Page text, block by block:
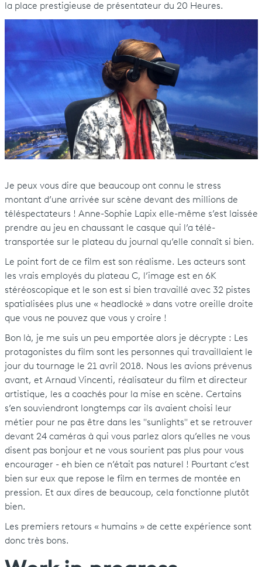
la place prestigieuse de présentateur du 20 Heures.
Je peux vous dire que beaucoup ont connu le stress
montant d’une arrivée sur scène devant des millions de
téléspectateurs ! Anne-Sophie Lapix elle-même s’est laissée
prendre au jeu en chaussant le casque qui l’a télé-
transportée sur le plateau du journal qu’elle connaît si bien.
Le point fort de ce film est son réalisme. Les acteurs sont
les vrais employés du plateau C, l’image est en 6K
stéréoscopique et le son est si bien travaillé avec 32 pistes
spatialisées plus une « headlocké » dans votre oreille droite
que vous ne pouvez que vous y croire !
Bon là, je me suis un peu emportée alors je décrypte : Les
protagonistes du film sont les personnes qui travaillaient le
jour du tournage le 21 avril 2018. Nous les avions prévenus
avant, et Arnaud Vincenti, réalisateur du film et directeur
artistique, les a coachés pour la mise en scène. Certains
s’en souviendront longtemps car ils avaient choisi leur
métier pour ne pas être dans les "sunlights" et se retrouver
devant 24 caméras à qui vous parlez alors qu’elles ne vous
disent pas bonjour et ne vous sourient pas plus pour vous
encourager - eh bien ce n’était pas naturel ! Pourtant c’est
bien sur eux que repose le film en termes de montée en
pression. Et aux dires de beaucoup, cela fonctionne plutôt
bien.
Les premiers retours « humains » de cette expérience sont
donc très bons.